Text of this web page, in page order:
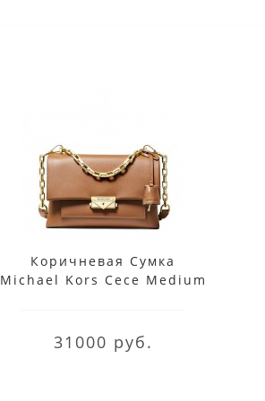
Коричневая Сумка
Michael Kors Сесе Medium
31000 руб.